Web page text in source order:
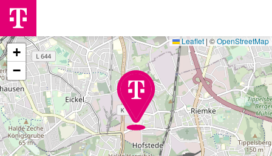
+
−
Leaflet | ©OpenStreetMap